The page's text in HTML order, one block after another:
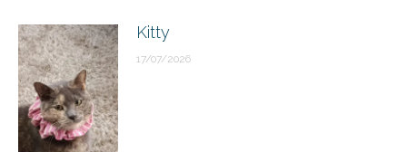
Kitty
17/07/2026